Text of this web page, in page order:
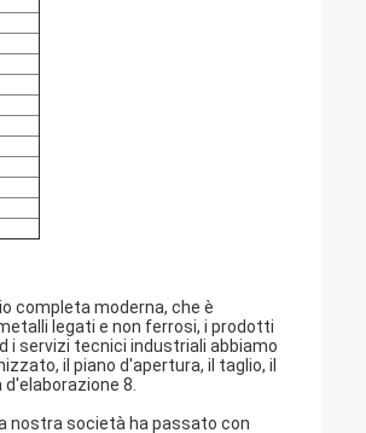
completa moderna, che è
legati e non ferrosi, i prodotti
i servizi tecnici industriali abbiamo
il piano d'apertura, il taglio, il
8.
nostra società ha passato con